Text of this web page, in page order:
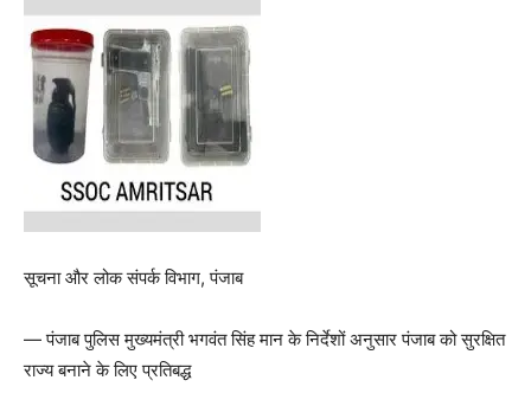
सूचना और लोक संपर्क विभाग, पंजाब
— पंजाब पुलिस मुख्यमंत्री भगवंत सिंह मान के निर्देशों अनुसार पंजाब को सुरक्षित
राज्य बनाने के लिए प्रतिबद्ध